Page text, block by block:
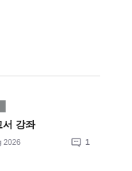
서 강좌
2026 1